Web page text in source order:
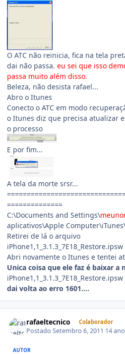
O ATC não reinicia, fica na tela
dai não passa. eu sei que isso
passa muito além disso.
Beleza, não desista rafael...
Abro o Itunes
Conecto o ATC em modo
o Itunes diz que precisa atualizar
o processo
E por fim...
A tela da morte srsr...
==============
C:\Documents and Settings\
aplicativos\Apple
Retirei de lá o arquivo
iPhone1,1_3.1.3_7E18_Restore.ipsw
Abri novamente o Itunes e tentei
Unica coisa que ele faz é baixar a
iPhone1,1_3.1.3_7E18_Restore.ipsw
dai volta ao erro 1601....
rafaeltecnico Colaborador
PostadoSetembro 6, 2011 14
AUTOR